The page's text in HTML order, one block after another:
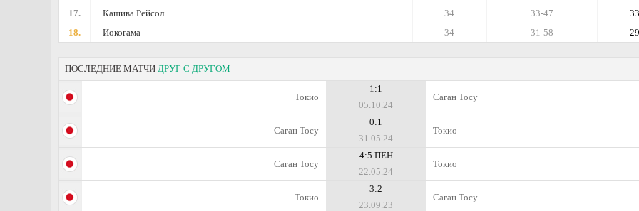
17.
Кашива Рейсол 33
33-47
34
18.
Иокогама 29
31-58
34
ПОСЛЕДНИЕ МАТЧИ ДРУГ С ДРУГОМ
Токио
1:1
05.10.24
Саган Тосу
Саган Тосу
0:1
31.05.24
Токио
Саган Тосу
4:5 ПЕН
22.05.24
Токио
Токио
3:2
23.09.23
Саган Тосу